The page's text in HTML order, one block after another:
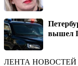
вышел
ЛЕНТА НОВОСТЕЙ